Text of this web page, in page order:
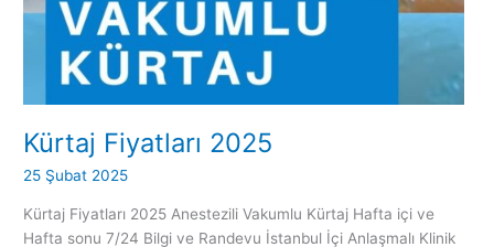
Kürtaj Fiyatları 2025
25 Şubat 2025
Kürtaj Fiyatları 2025 Anestezili Vakumlu Kürtaj Hafta içi ve
Hafta sonu 7/24 Bilgi ve Randevu İstanbul İçi Anlaşmalı Klinik